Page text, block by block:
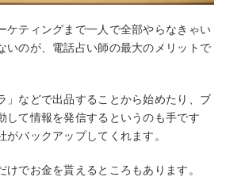
ケティングまで一人で全部やらなきゃい
いのが、電話占い師の最大のメリットで
」などで出品することから始めたり、ブ
して情報を発信するというのも手です
バックアップしてくれます。
でお金を貰えるところもあります。